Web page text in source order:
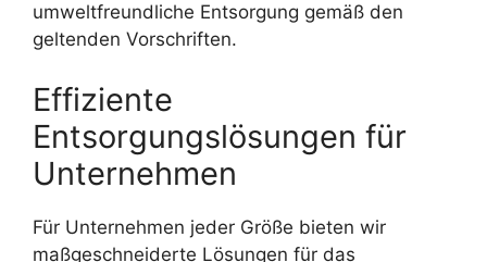
umweltfreundliche Entsorgung gemäß den
geltenden Vorschriften.
Effiziente
Entsorgungslösungen für
Unternehmen
Für Unternehmen jeder Größe bieten wir
maßgeschneiderte Lösungen für das